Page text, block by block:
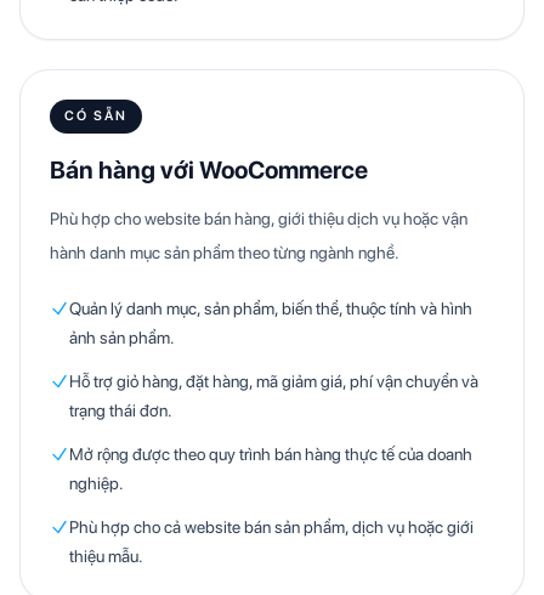
CÓ SẴN
Bán hàng với WooCommerce
Phù hợp cho website bán hàng, giới thiệu dịch vụ hoặc vận
hành danh mục sản phẩm theo từng ngành nghề.
Quản lý danh mục, sản phẩm, biến thể, thuộc tính và hình
ảnh sản phẩm.
Hỗ trợ giỏ hàng, đặt hàng, mã giảm giá, phí vận chuyển và
trạng thái đơn.
Mở rộng được theo quy trình bán hàng thực tế của doanh
nghiệp.
Phù hợp cho cả website bán sản phẩm, dịch vụ hoặc giới
thiệu mẫu.